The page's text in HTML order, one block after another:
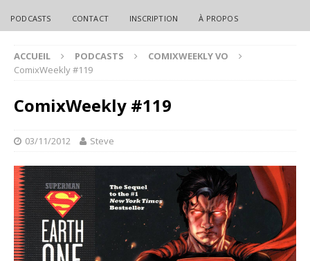
PODCASTS CONTACT INSCRIPTION À PROPOS
ACCUEIL PODCASTS
COMIXWEEKLY VO
ComixWeekly #119
ComixWeekly #119
03/11/2012 Steve